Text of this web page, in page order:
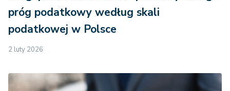
próg podatkowy według skali
podatkowej w Polsce
2 luty 2026